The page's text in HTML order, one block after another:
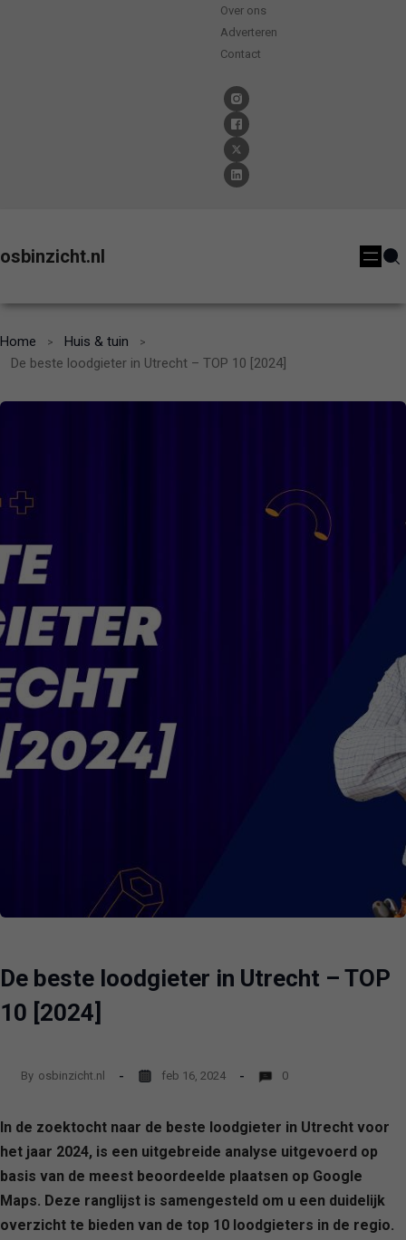
Over ons
Adverteren
Contact
osbinzicht.nl
Home
Huis & tuin
De beste loodgieter in Utrecht – TOP 10 [2024]
De beste loodgieter in Utrecht – TOP
10 [2024]
By osbinzicht.nl feb 16, 2024 0
In de zoektocht naar de beste loodgieter in Utrecht voor
het jaar 2024, is een uitgebreide analyse uitgevoerd op
basis van de meest beoordeelde plaatsen op Google
Maps. Deze ranglijst is samengesteld om u een duidelijk
overzicht te bieden van de top 10 loodgieters in de regio.